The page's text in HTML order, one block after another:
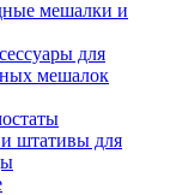
мешалки и
для
мешалок
штативы для